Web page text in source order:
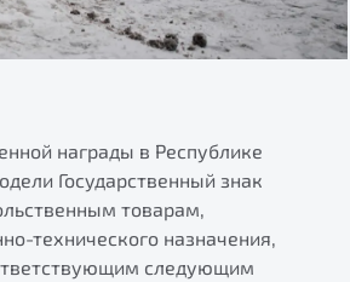
награды в Республике
Государственный знак
товарам,
технического назначения,
следующим